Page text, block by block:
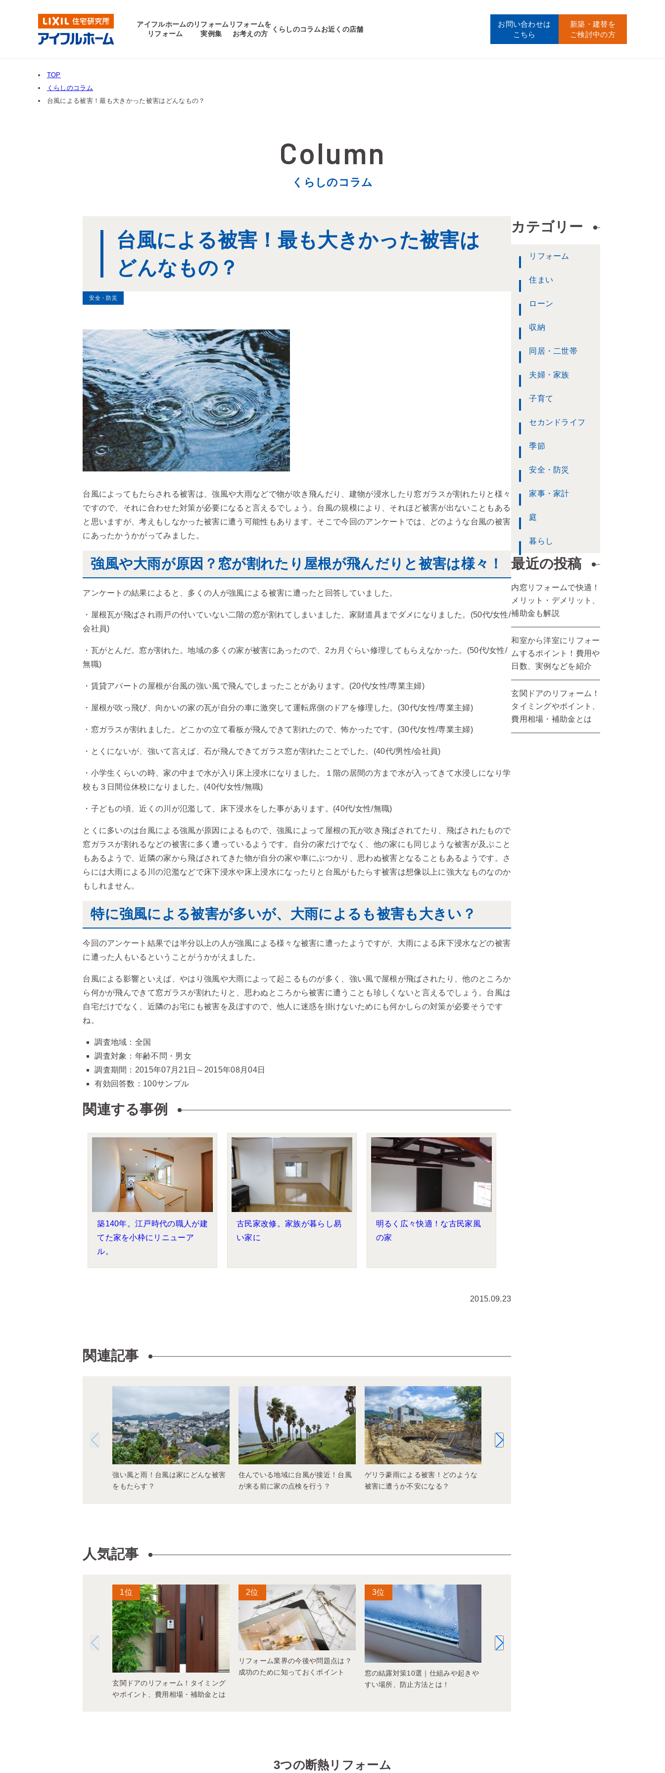
アイフルホームの
リフォーム
リフォーム
実例集
リフォームを
お考えの方
くらしのコラムお近くの店舗
お問い合わせは
こちら
新築・建替を
ご検討中の方
TOP
くらしのコラム
台風による被害！最も大きかった被害はどんなもの？
くらしのコラム
台風による被害！最も大きかった被害は
どんなもの？
安全・防災
台風によってもたらされる被害は、強風や大雨などで物が吹き飛んだり、建物が浸水したり窓ガラスが割れたりと様々
ですので、それに合わせた対策が必要になると言えるでしょう。台風の規模により、それほど被害が出ないこともある
と思いますが、考えもしなかった被害に遭う可能性もあります。そこで今回のアンケートでは、どのような台風の被害
にあったかうかがってみました。
強風や大雨が原因？窓が割れたり屋根が飛んだりと被害は様々！
アンケートの結果によると、多くの人が強風による被害に遭ったと回答していました。
・屋根瓦が飛ばされ雨戸の付いていない二階の窓が割れてしまいました、家財道具までダメになりました。(50代/女性/
会社員)
・瓦がとんだ。窓が割れた。地域の多くの家が被害にあったので、2カ月ぐらい修理してもらえなかった。(50代/女性/
無職)
・賃貸アパートの屋根が台風の強い風で飛んでしまったことがあります。(20代/女性/専業主婦)
・屋根が吹っ飛び、向かいの家の瓦が自分の車に激突して運転席側のドアを修理した。(30代/女性/専業主婦)
・窓ガラスが割れました。どこかの立て看板が飛んできて割れたので、怖かったです。(30代/女性/専業主婦)
・とくにないが、強いて言えば、石が飛んできてガラス窓が割れたことでした。(40代/男性/会社員)
・小学生くらいの時、家の中まで水が入り床上浸水になりました。１階の居間の方まで水が入ってきて水浸しになり学
校も３日間位休校になりました。(40代/女性/無職)
・子どもの頃、近くの川が氾濫して、床下浸水をした事があります。(40代/女性/無職)
とくに多いのは台風による強風が原因によるもので、強風によって屋根の瓦が吹き飛ばされてたり、飛ばされたもので
窓ガラスが割れるなどの被害に多く遭っているようです。自分の家だけでなく、他の家にも同じような被害が及ぶこと
もあるようで、近隣の家から飛ばされてきた物が自分の家や車にぶつかり、思わぬ被害となることもあるようです。さ
らには大雨による川の氾濫などで床下浸水や床上浸水になったりと台風がもたらす被害は想像以上に強大なものなのか
もしれません。
特に強風による被害が多いが、大雨によるも被害も大きい？
今回のアンケート結果では半分以上の人が強風による様々な被害に遭ったようですが、大雨による床下浸水などの被害
に遭った人もいるということがうかがえました。
台風による影響といえば、やはり強風や大雨によって起こるものが多く、強い風で屋根が飛ばされたり、他のところか
ら何かが飛んできて窓ガラスが割れたりと、思わぬところから被害に遭うことも珍しくないと言えるでしょう。台風は
自宅だけでなく、近隣のお宅にも被害を及ぼすので、他人に迷惑を掛けないためにも何かしらの対策が必要そうです
ね。
調査地域：全国
調査対象：年齢不問・男女
調査期間：2015年07月21日～2015年08月04日
有効回答数：100サンプル
関連する事例
築140年。江戸時代の職人が建
てた家を小枠にリニューア
ル。
古民家改修。家族が暮らし易
い家に
明るく広々快適！な古民家風
の家
2015.09.23
関連記事
強い風と雨！台風は家にどんな被害
をもたらす？
住んでいる地域に台風が接近！台風
が来る前に家の点検を行う？
ゲリラ豪雨による被害！どのような
被害に遭うか不安になる？
人気記事
玄関ドアのリフォーム！タイミング
やポイント、費用相場・補助金とは
リフォーム業界の今後や問題点は？
成功のために知っておくポイント
窓の結露対策10選｜仕組みや起きや
すい場所、防止方法とは！
カテゴリー
リフォーム
住まい
ローン
収納
同居・二世帯
夫婦・家族
子育て
セカンドライフ
季節
安全・防災
家事・家計
庭
暮らし
最近の投稿
内窓リフォームで快適！
メリット・デメリット、
補助金も解説
和室から洋室にリフォー
ムするポイント！費用や
日数、実例などを紹介
玄関ドアのリフォーム！
タイミングやポイント、
費用相場・補助金とは
3つの断熱リフォーム